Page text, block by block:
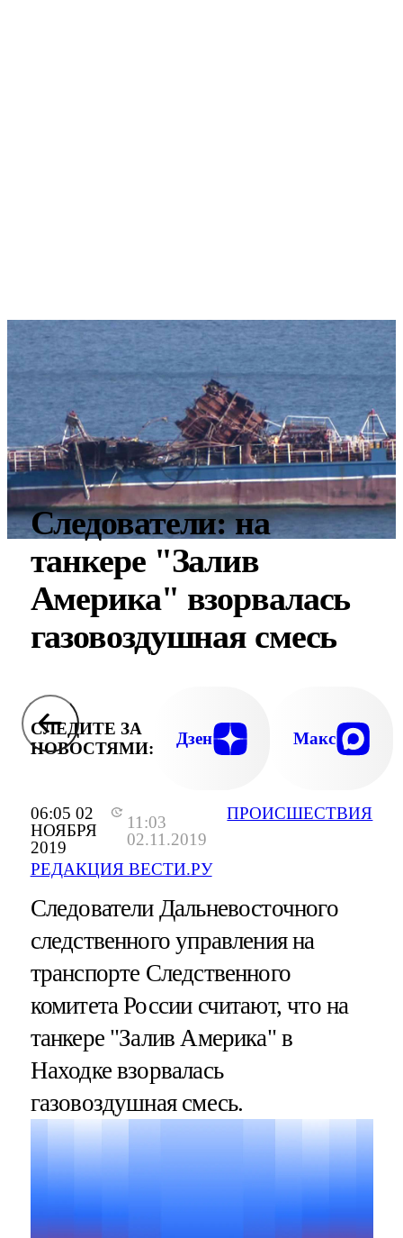
06:05 02
НОЯБРЯ
2019
11:03
02.11.2019
РЕДАКЦИЯ ВЕСТИ.РУ
ПРОИСШЕСТВИЯ
Следователи: на
танкере "Залив
Америка" взорвалась
газовоздушная смесь
СЛЕДИТЕ ЗА
НОВОСТЯМИ:
Дзен Макс
Следователи Дальневосточного
следственного управления на
транспорте Следственного
комитета России считают, что на
танкере "Залив Америка" в
Находке взорвалась
газовоздушная смесь.